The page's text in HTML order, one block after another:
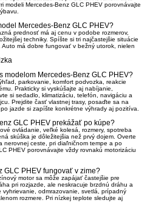
modeli Mercedes-Benz GLC PHEV porovnávajte
Mercedes-Benz GLC PHEV?
prednosť má aj cenu v podobe rozmerov,
techniky. Spíšte si tri najčastejšie situácie
má dobre fungovať v bežný utorok, nielen
modelom Mercedes-Benz GLC PHEV?
parkovanie, komfort podvozka, reakcie
Prakticky si vyskúšajte aj nabíjanie,
si sedadlo, klimatizáciu, telefón, navigáciu a
Prejdite časť vlastnej trasy, posaďte sa na
jazde si zapíšte konkrétne výhrady aj pozitíva.
GLC PHEV prekážať po kúpe?
ovládanie, veľké kolesá, rozmery, spotreba
skúška je dôležitejšia než prvý dojem. Overte
nerovnej ceste, pri diaľničnom tempe a po
PHEV porovnávajte vždy rovnakú motorizáciu
GLC PHEV fungovať v zime?
motor sa môže zapájať častejšie pre
pri rozjazde, ale neskracuje brzdnú dráhu a
odmrazovanie, svetlá, prípadný
rozmere. Pri nízkej teplote sledujte aj